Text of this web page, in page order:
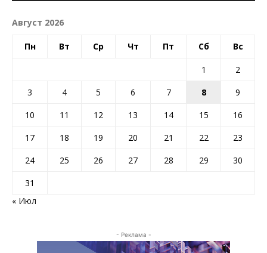
Август 2026
Пн Вт Ср Чт Пт Сб Вс
1
2
3
4 5 6 7 8
9
10
11 12 13 14 15
16
17
18 19 20 21 22
23
24
25 26 27 28 29
30
31
« Июл
- Реклама -